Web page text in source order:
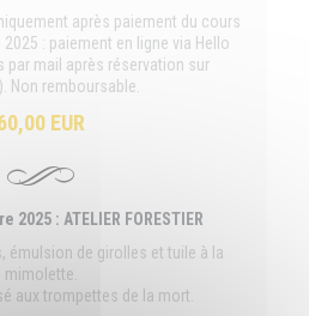
après paiement du cours
: paiement en ligne via Hello
par mail après réservation sur
Non remboursable.
EUR
2025 : ATELIER FORESTIER
émulsion de girolles et tuile à la
mimolette.
aux trompettes de la mort.